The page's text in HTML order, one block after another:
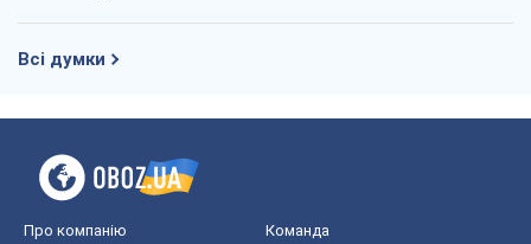
Всі думки
Про компанію Команда